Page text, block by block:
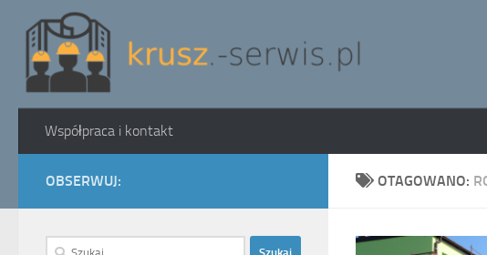
Skip to content
Współpraca i kontakt
OTAGOWANO:
OBSERWUJ:
Szukaj: